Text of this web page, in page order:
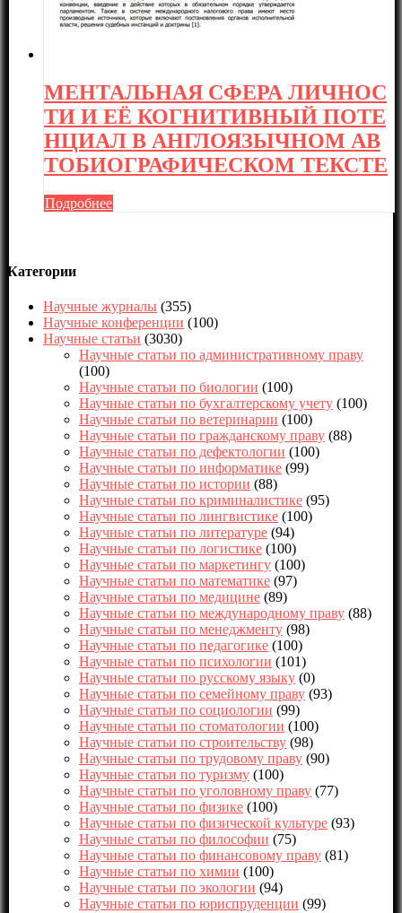
МЕНТАЛЬНАЯ СФЕРА ЛИЧНОС
ТИ И ЕЁ КОГНИТИВНЫЙ ПОТЕ
НЦИАЛ В АНГЛОЯЗЫЧНОМ АВ
ТОБИОГРАФИЧЕСКОМ ТЕКСТЕ
Подробнее
Категории
Научные журналы (355)
Научные конференции (100)
Научные статьи (3030)
Научные статьи по административному праву
(100)
Научные статьи по биологии (100)
Научные статьи по бухгалтерскому учету (100)
Научные статьи по ветеринарии (100)
Научные статьи по гражданскому праву (88)
Научные статьи по дефектологии (100)
Научные статьи по информатике (99)
Научные статьи по истории (88)
Научные статьи по криминалистике (95)
Научные статьи по лингвистике (100)
Научные статьи по литературе (94)
Научные статьи по логистике (100)
Научные статьи по маркетингу (100)
Научные статьи по математике (97)
Научные статьи по медицине (89)
Научные статьи по международному праву (88)
Научные статьи по менеджменту (98)
Научные статьи по педагогике (100)
Научные статьи по психологии (101)
Научные статьи по русскому языку (0)
Научные статьи по семейному праву (93)
Научные статьи по социологии (99)
Научные статьи по стоматологии (100)
Научные статьи по строительству (98)
Научные статьи по трудовому праву (90)
Научные статьи по туризму (100)
Научные статьи по уголовному праву (77)
Научные статьи по физике (100)
Научные статьи по физической культуре (93)
Научные статьи по философии (75)
Научные статьи по финансовому праву (81)
Научные статьи по химии (100)
Научные статьи по экологии (94)
Научные статьи по юриспруденции (99)